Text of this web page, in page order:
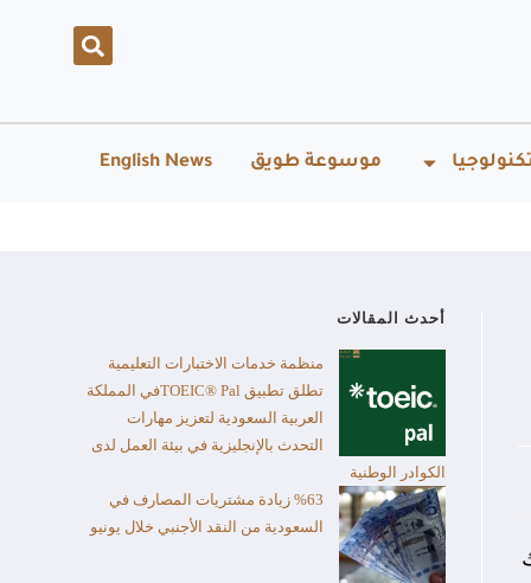
موسوعة طويق English News
أحدث المقالات
منظمة خدمات الاختبارات التعليمية
تطلق تطبيق TOEIC® Palفي المملكة
العربية السعودية لتعزيز مهارات
التحدث بالإنجليزية في بيئة العمل لدى
الكوادر الوطنية
%63 زيادة مشتريات المصارف في
السعودية من النقد الأجنبي خلال يونيو